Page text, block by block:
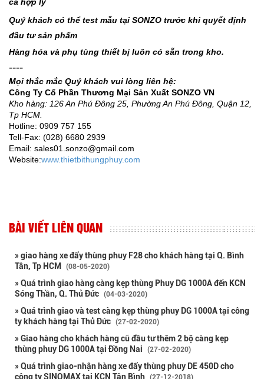
Quý khách có thể test mẫu tại SONZO trước khi quyết định
đầu tư sản phẩm
Hàng hóa và phụ tùng thiết bị luôn có sẵn trong kho.
----
Mọi thắc mắc Quý khách vui lòng liên hệ:
Công Ty Cổ Phần Thương Mại Sản Xuất SONZO VN
Kho hàng: 126 An Phú Đông 25, Phường An Phú Đông, Quận 12,
Tp HCM.
Hotline: 0909 757 155
Tell-Fax: (028) 6680 2939
Email: sales01.sonzo@gmail.com
Website:www.thietbithungphuy.com
BÀI VIẾT LIÊN QUAN
» giao hàng xe đẩy thùng phuy F28 cho khách hàng tại Q. Bình
Tân, Tp HCM
(08-05-2020)
» Quá trình giao hàng càng kẹp thùng Phuy DG 1000A đến KCN
Sóng Thần, Q. Thủ Đức (04-03-2020)
» Quá trình giao và test càng kẹp thùng phuy DG 1000A tại công
ty khách hàng tại Thủ Đức (27-02-2020)
» Giao hàng cho khách hàng cũ đầu tư thêm 2 bộ càng kẹp
thùng phuy DG 1000A tại Đồng Nai
(27-02-2020)
» Quá trình giao-nhận hàng xe đẩy thùng phuy DE 450D cho
công ty SINOMAX tại KCN Tân Bình (27-12-2018)